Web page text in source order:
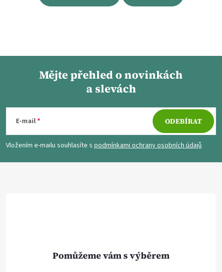
p
a
Mějte přehled o novinkách
a slevách
E-mail
Vložením e-mailu souhlasíte s podmínkami ochrany osobních údajů
ODEBÍRAT